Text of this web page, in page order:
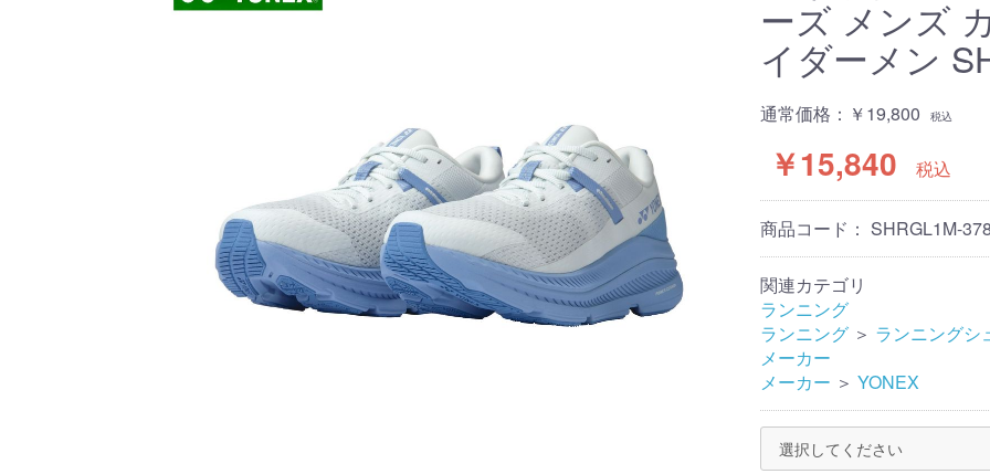
ーズ メンズ
イダーメン
通常価格： ￥19,800 税込
￥15,840 税込
商品コード： SHRGL1M-
関連カテゴリ
ランニング
ランニング ＞ ランニングシ
メーカー
メーカー ＞ YONEX